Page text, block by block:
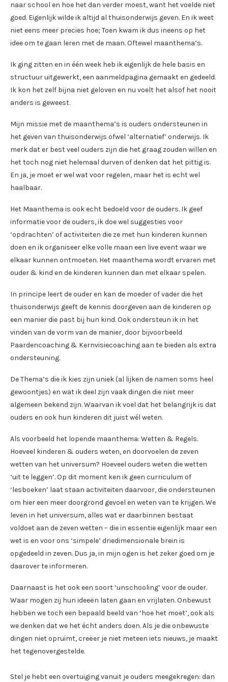
naar school en hoe het dan verder moest, want het voelde niet
goed. Eigenlijk wilde ik altijd al thuisonderwijs geven. En ik weet
niet eens meer precies hoe; Toen kwam ik dus ineens op het
idee om te gaan leren met de maan. Oftewel maanthema’s.
Ik ging zitten en in één week heb ik eigenlijk de hele basis en
structuur uitgewerkt, een aanmeldpagina gemaakt en gedeeld.
Ik kon het zelf bijna niet geloven en nu voelt het alsof het nooit
anders is geweest.
Mijn missie met de maanthema’s is ouders ondersteunen in
het geven van thuisonderwijs ofwel ‘alternatief’ onderwijs. Ik
merk dat er best veel ouders zijn die het graag zouden willen en
het toch nog niet helemaal durven of denken dat het pittig is.
En ja, je moet er wel wat voor regelen, maar het is echt wel
haalbaar.
Het Maanthema is ook echt bedoeld voor de ouders. Ik geef
informatie voor de ouders, ik doe wel suggesties voor
‘opdrachten’ of activiteiten die ze met hun kinderen kunnen
doen en ik organiseer elke volle maan een live event waar we
elkaar kunnen ontmoeten. Het maanthema wordt ervaren met
ouder & kind en de kinderen kunnen dan met elkaar spelen.
In principe leert de ouder en kan de moeder of vader die het
thuisonderwijs geeft de kennis doorgeven aan de kinderen op
een manier die past bij hun kind. Ook ondersteun ik in het
vinden van de vorm van de manier, door bijvoorbeeld
Paardencoaching & Kernvisiecoaching aan te bieden als extra
ondersteuning.
De Thema’s die ik kies zijn uniek (al lijken de namen soms heel
gewoontjes) en wat ik deel zijn vaak dingen die niet meer
algemeen bekend zijn. Waarvan ik voel dat het belangrijk is dat
ouders en ook hun kinderen dit juist wél weten.
Als voorbeeld het lopende maanthema: Wetten & Regels.
Hoeveel kinderen & ouders weten, en doorvoelen de zeven
wetten van het universum? Hoeveel ouders weten die wetten
‘uit te leggen’. Op dit moment ken ik geen curriculum of
‘lesboeken’ laat staan activiteiten daarvoor, die ondersteunen
om hier een meer doorgrond gevoel en weten van te krijgen. We
leven in het universum, alles wat er daarbinnen bestaat
voldoet aan de zeven wetten – die in essentie eigenlijk maar een
wet is en voor ons ‘simpele’ driedimensionale brein is
opgedeeld in zeven. Dus ja, in mijn ogen is het zeker goed om je
daarover te informeren.
Daarnaast is het ook een soort ‘unschooling’ voor de ouder.
Waar mogen zij hun ideeën laten gaan en vrijlaten. Onbewust
hebben we toch een bepaald beeld van ‘hoe het moet’, ook als
we denken dat we het écht anders doen. Als je die onbewuste
dingen niet opruimt, creëer je niet meteen iets nieuws, je maakt
het tegenovergestelde.
Stel je hebt een overtuiging vanuit je ouders meegekregen: dan